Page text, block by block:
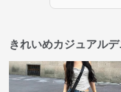
きれいめカジュアル